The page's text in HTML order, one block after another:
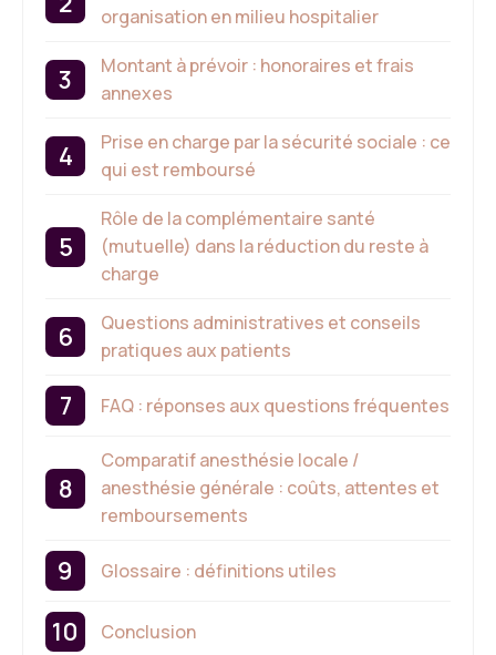
organisation en milieu hospitalier
Montant à prévoir : honoraires et frais
annexes
Prise en charge par la sécurité sociale : ce
qui est remboursé
Rôle de la complémentaire santé
(mutuelle) dans la réduction du reste à
charge
Questions administratives et conseils
pratiques aux patients
FAQ : réponses aux questions fréquentes
Comparatif anesthésie locale /
anesthésie générale : coûts, attentes et
remboursements
Glossaire : définitions utiles
Conclusion